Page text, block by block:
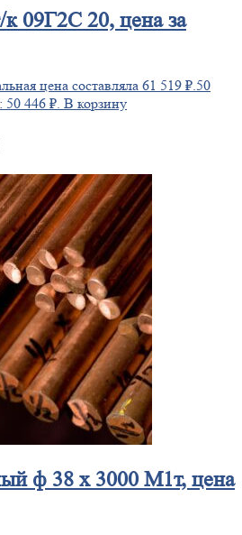
09Г2С 20, цена за
цена составляла 61 519 ₽.50
50 446 ₽. В корзину
ф 38 х 3000 М1т, цена